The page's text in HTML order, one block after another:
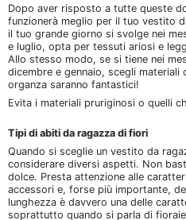
Dopo aver risposto a tutte queste
funzionerà meglio per il tuo vestito
il tuo grande giorno si svolge nei
e luglio, opta per tessuti ariosi e
Allo stesso modo, se si tiene nei
dicembre e gennaio, scegli materiali
organza saranno fantastici!
Evita i materiali pruriginosi o quelli
Tipi di abiti da ragazza di fiori
Quando si sceglie un vestito da
considerare diversi aspetti. Non
dolce. Presta attenzione alle
accessori e, forse più importante,
lunghezza è davvero una delle
soprattutto quando si parla di